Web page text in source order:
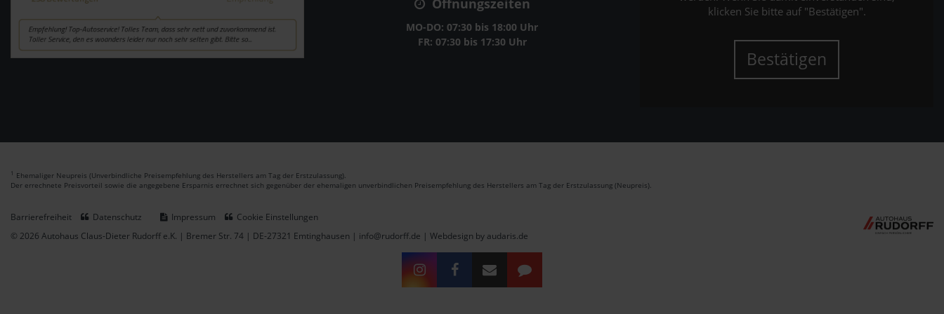
Öffnungszeiten
MO-DO: 07:30 bis 18:00 Uhr
FR: 07:30 bis 17:30 Uhr
klicken Sie bitte auf "Bestätigen".
Bestätigen
1 Ehemaliger Neupreis (Unverbindliche Preisempfehlung des Herstellers am Tag der Erstzulassung).
Der errechnete Preisvorteil sowie die angegebene Ersparnis errechnet sich gegenüber der ehemaligen unverbindlichen Preisempfehlung des Herstellers am Tag der Erstzulassung (Neupreis).
Barrierefreiheit Datenschutz Impressum
Cookie Einstellungen
© 2026 Autohaus Claus-Dieter Rudorff e.K. | Bremer Str. 74 | DE-27321 Emtinghausen | info@rudorff.de | Webdesign by audaris.de